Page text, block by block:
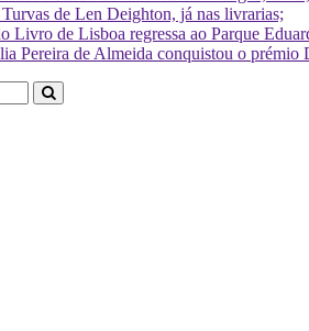
de Len Deighton, já nas livrarias;
Livro de Lisboa regressa ao Parque
Pereira de Almeida conquistou o